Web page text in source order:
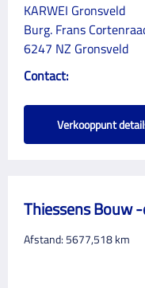
KARWEI Gronsveld
Burg. Frans
6247 NZ Gronsveld
Contact:
Verkooppunt
Thiessens Bouw
Afstand: 5677,518km